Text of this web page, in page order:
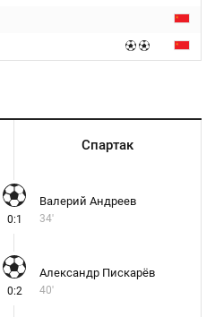
Спартак
0:1
Валерий Андреев
34'
0:2
Александр Пискарёв
40'